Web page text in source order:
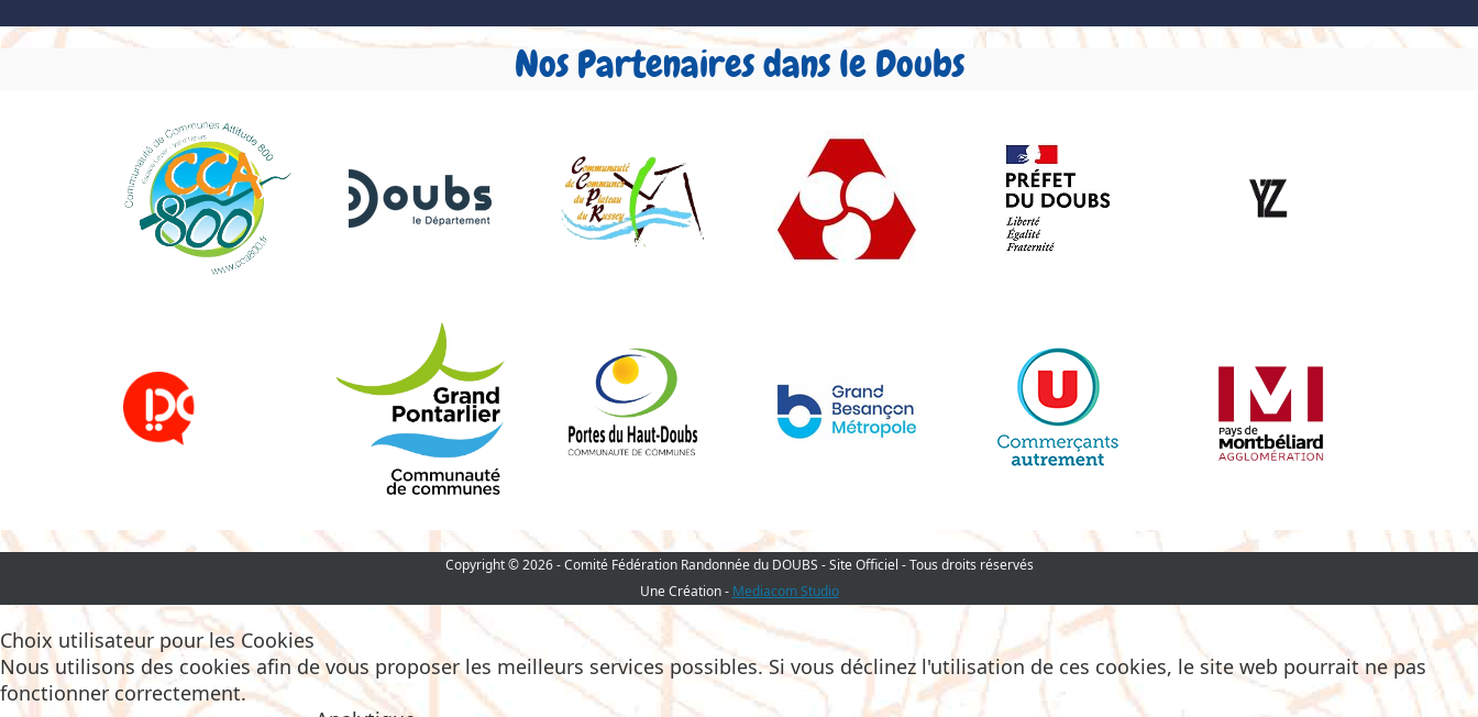
Nos Partenaires dans le Doubs
Copyright © 2026 - Comité Fédération Randonnée du DOUBS - Site Officiel - Tous droits réservés
Une Création - Mediacom Studio
Choix utilisateur pour les Cookies
Nous utilisons des cookies afin de vous proposer les meilleurs services possibles. Si vous déclinez l'utilisation de ces cookies, le site web pourrait ne pas
fonctionner correctement.